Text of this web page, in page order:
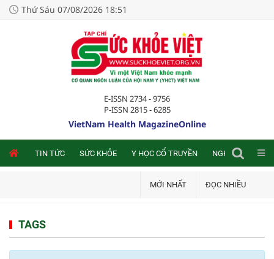
Thứ Sáu 07/08/2026 18:51
E-ISSN 2734 - 9756
P-ISSN 2815 - 6285
VietNam Health MagazineOnline
TIN TỨC SỨC KHỎE Y HỌC CỔ TRUYỀN NGHIÊN CỨU
MỚI NHẤT ĐỌC NHIỀU
TAGS